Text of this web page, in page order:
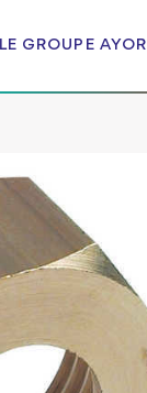
LE GROUPE AYOR